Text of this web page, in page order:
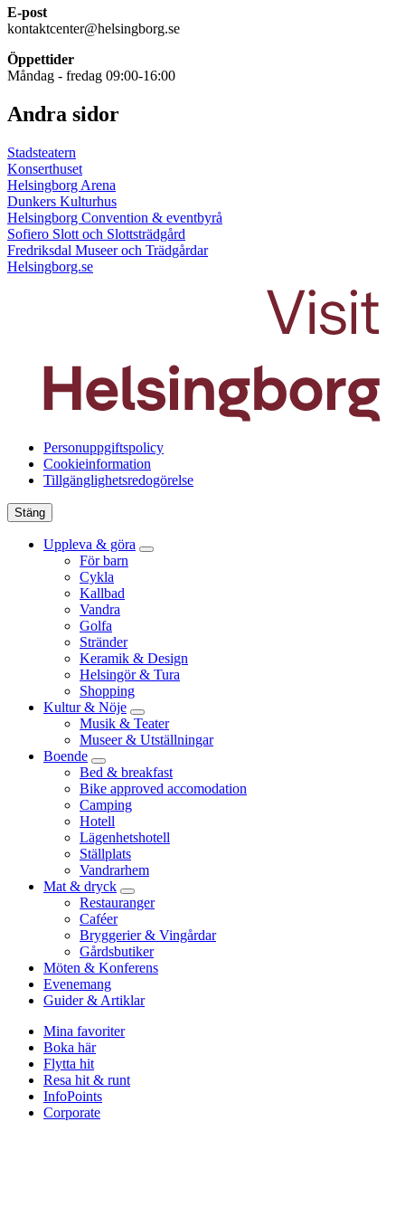
E-post
kontaktcenter@helsingborg.se
Öppettider
Måndag - fredag 09:00-16:00
Andra sidor
Stadsteatern
Konserthuset
Helsingborg Arena
Dunkers Kulturhus
Helsingborg Convention & eventbyrå
Sofiero Slott och Slottsträdgård
Fredriksdal Museer och Trädgårdar
Helsingborg.se
Personuppgiftspolicy
Cookieinformation
Tillgänglighetsredogörelse
Stäng
Uppleva & göra
För barn
Cykla
Kallbad
Vandra
Golfa
Stränder
Keramik & Design
Helsingör & Tura
Shopping
Kultur & Nöje
Musik & Teater
Museer & Utställningar
Boende
Bed & breakfast
Bike approved accomodation
Camping
Hotell
Lägenhetshotell
Ställplats
Vandrarhem
Mat & dryck
Restauranger
Caféer
Bryggerier & Vingårdar
Gårdsbutiker
Möten & Konferens
Evenemang
Guider & Artiklar
Mina favoriter
Boka här
Flytta hit
Resa hit & runt
InfoPoints
Corporate